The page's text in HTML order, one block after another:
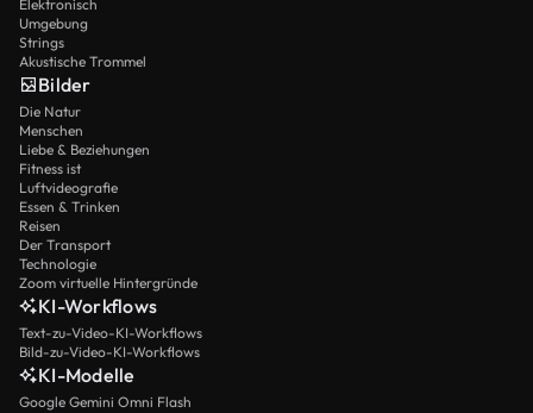
Elektronisch
Umgebung
Strings
Akustische Trommel
Bilder
Die Natur
Menschen
Liebe & Beziehungen
Fitness ist
Luftvideografie
Essen & Trinken
Reisen
Der Transport
Technologie
Zoom virtuelle Hintergründe
KI-Workflows
Text-zu-Video-KI-Workflows
Bild-zu-Video-KI-Workflows
KI-Modelle
Google Gemini Omni Flash